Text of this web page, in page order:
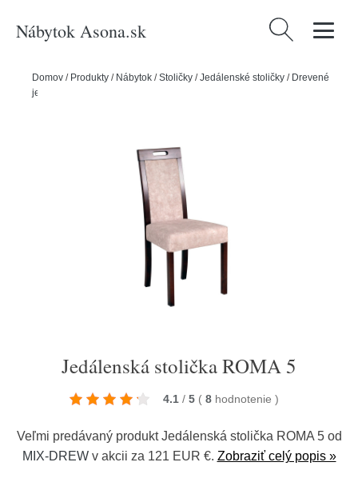
Nábytok Asona.sk Hľadať:
Domov / Produkty / Nábytok /Stoličky /Jedálenské stoličky / Drevené
jedálenské stoličky
Jedálenská stolička ROMA 5
4.1 / 5 ( 8 hodnotenie )
Veľmi predávaný produkt Jedálenská stolička ROMA 5 od
MIX-DREWv akcii za 121 EUR €. Zobraziť celý popis »